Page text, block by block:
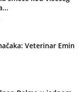
Veterinar Emin